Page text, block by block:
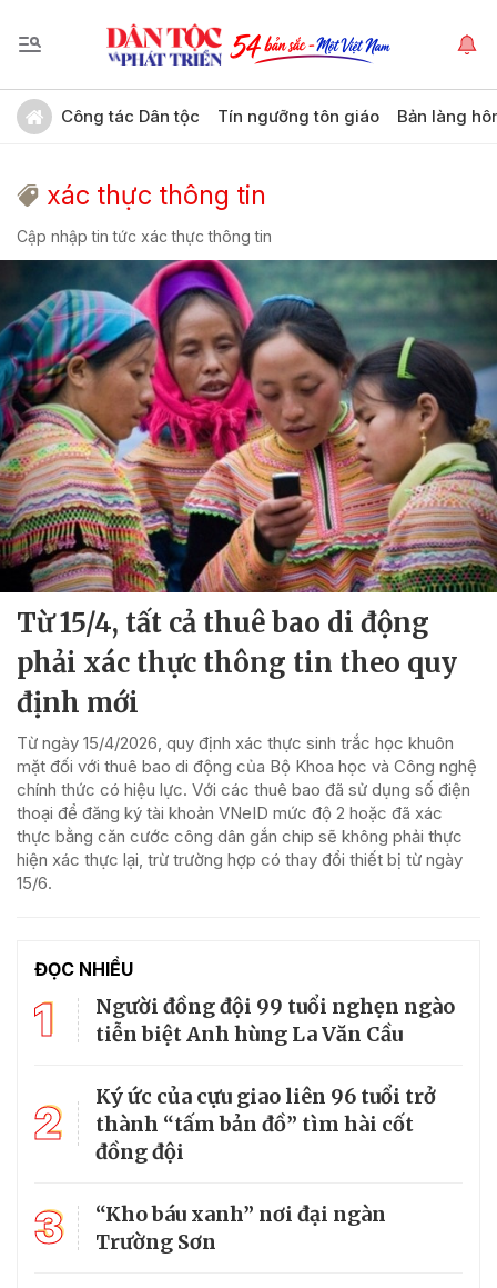
Công tác Dân tộc Tín ngưỡng tôn giáo Bản làng
xác thực thông tin
Cập nhập tin tức xác thực thông tin
Từ 15/4, tất cả thuê bao di động
phải xác thực thông tin theo quy
định mới
Từ ngày 15/4/2026, quy định xác thực sinh trắc học khuôn
mặt đối với thuê bao di động của Bộ Khoa học và Công nghệ
chính thức có hiệu lực. Với các thuê bao đã sử dụng số điện
thoại để đăng ký tài khoản VNeID mức độ 2 hoặc đã xác
thực bằng căn cước công dân gắn chip sẽ không phải thực
hiện xác thực lại, trừ trường hợp có thay đổi thiết bị từ ngày
15/6.
ĐỌC NHIỀU
1
Người đồng đội 99 tuổi nghẹn ngào
tiễn biệt Anh hùng La Văn Cầu
2
Ký ức của cựu giao liên 96 tuổi trở
thành “tấm bản đồ” tìm hài cốt
đồng đội
3
“Kho báu xanh” nơi đại ngàn
Trường Sơn